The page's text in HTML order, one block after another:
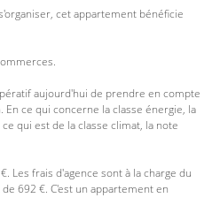
cet appartement bénéficie
aujourd'hui de prendre en compte
ce qui concerne la classe énergie, la
qui est de la classe climat, la note
Les frais d'agence sont à la charge du
692 €. C'est un appartement en